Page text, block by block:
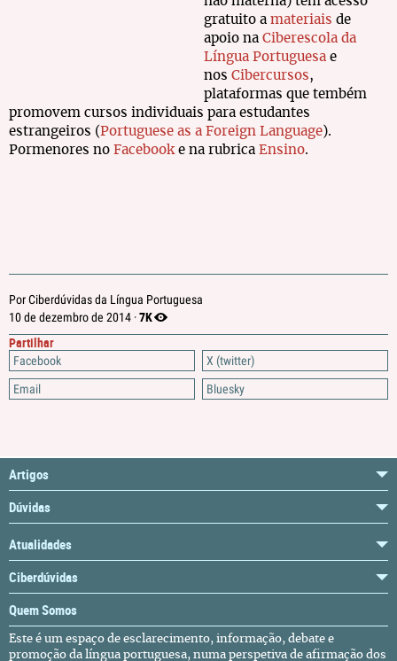
Por Ciberdúvidas da Língua Portuguesa
10 de dezembro de 2014 ·7K
Partilhar
Facebook
X (twitter)
Email
Bluesky
gratuito a materiais de
apoio na Ciberescola da
Língua Portuguesa e
nos Cibercursos,
plataformas que tembém
promovem cursos individuais para estudantes
estrangeiros (Portuguese as a Foreign Language).
Pormenores no Facebooke na rubrica Ensino.
Artigos
Dúvidas
Atualidades
Ciberdúvidas
Quem Somos
Este é um espaço de esclarecimento, informação, debate e
promoção da língua portuguesa, numa perspetiva de afirmação dos